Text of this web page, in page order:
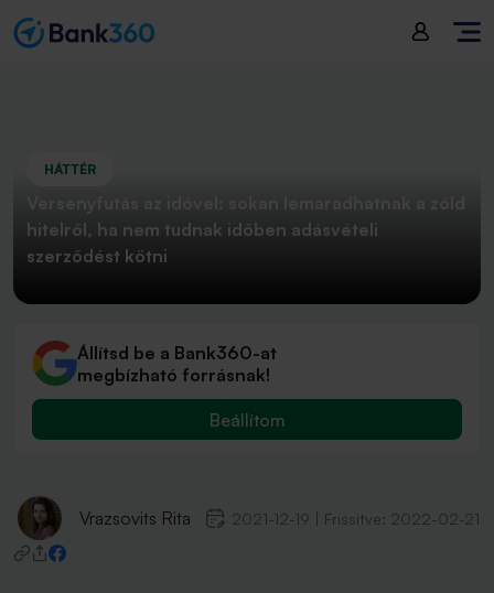
HÁTTÉR
hitelről, ha nem tudnak időben adásvételi
szerződést kötni
Állítsd be a Bank360-at
megbízható forrásnak!
Beállítom
Vrazsovits Rita 2021-12-19 Frissítve: 2022-02-21